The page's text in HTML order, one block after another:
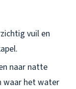
vuil en
naar natte
waar het water